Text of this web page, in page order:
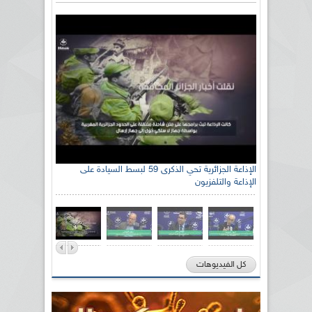
الإذاعة الجزائرية تحي الذكرى 59 لبسط السيادة على
الإذاعة والتلفزيون
كل الفيديوهات